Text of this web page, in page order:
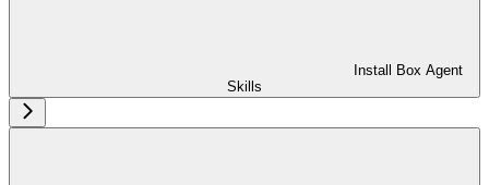
Install Box Agent
Skills